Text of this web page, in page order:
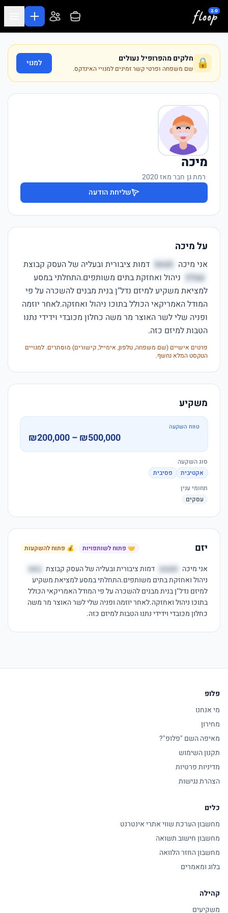
דלג לתוכן המרכזי
🔒 חלקים מהפרופיל נעולים
שם משפחה ופרטי קשר זמינים למנויי האינדקס.
למנוי
מיכה
·רמת גן·חבר מאז 2020
שליחת הודעה
על מיכה
אני מיכה תגאס דמות ציבורית ובעליה של העסק קבוצת
שגלח
הטבות למיזם כזה.
פרטים אישיים (שם משפחה, טלפון, אימייל, קישורים) מוסתרים. למנויים
הטקסט המלא נחשף.
משקיע
טווח השקעה
₪200,000 – ₪500,000
סוג השקעה
אקטיבית
פסיבית
תחומי ענין
עסקים
יזם 🤝 פתוח לשותפויות 💰 פתוח להשקעות
אני מיכה סשצצ דמות ציבורית ובעליה של העסק קבוצת
באנו
כחלון מכובדי וידידי נתנו הטבות למיזם כזה.
פלופ
מי אנחנו
מחירון
מאיפה השם "פלופ"?
תקנון השימוש
מדיניות פרטיות
הצהרת נגישות
כלים
מחשבון הערכת שווי אתרי אינטרנט
מחשבון חישוב תשואה
מחשבון החזר הלוואה
בלוג ומאמרים
קהילה
משקיעים